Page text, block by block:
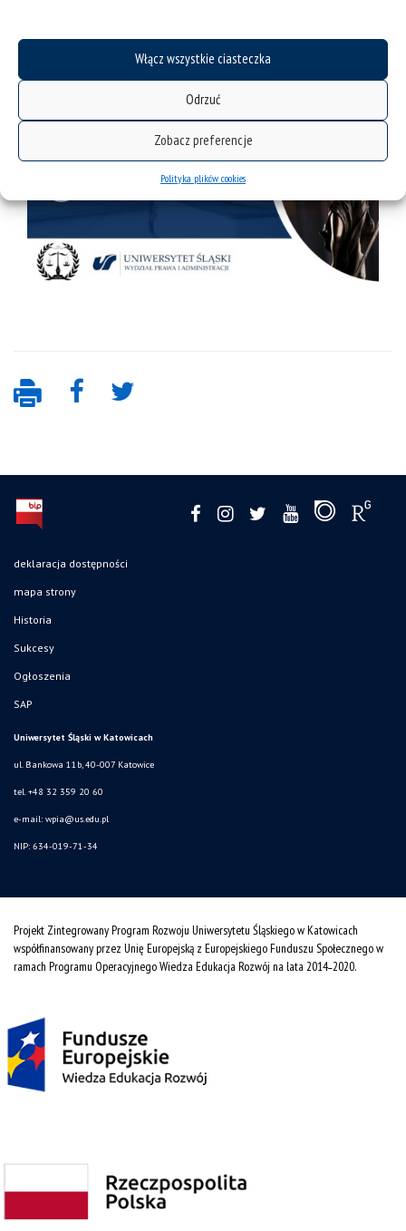
Włącz wszystkie ciasteczka
Odrzuć
Zobacz preferencje
Polityka plików cookies
deklaracja dostępności
mapa strony
Historia
Sukcesy
Ogłoszenia
SAP
Uniwersytet Śląski w Katowicach
ul. Bankowa 11b, 40-007 Katowice
tel. +48 32 359 20 60
e-mail: wpia@us.edu.pl
NIP: 634-019-71-34
Projekt Zintegrowany Program Rozwoju Uniwersytetu Śląskiego w Katowicach
współfinansowany przez Unię Europejską z Europejskiego Funduszu Społecznego w
ramach Programu Operacyjnego Wiedza Edukacja Rozwój na lata 2014˗2020.